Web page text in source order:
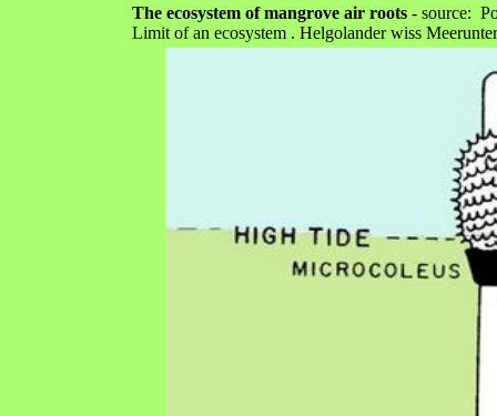
The ecosystem of mangrove air roots- source:
Limit of an ecosystem . Helgolander wiss